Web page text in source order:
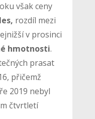
však ceny
rozdíl mezi
v prosinci
hmotnosti.
prasat
přičemž
2019 nebyl
čtvrtletí